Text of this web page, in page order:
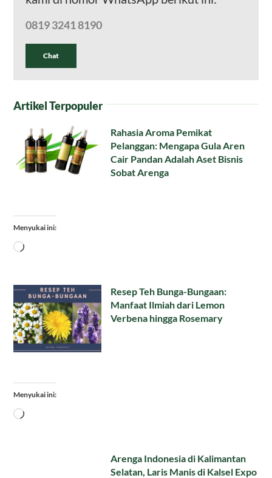
0819 3241 8190
Chat
Artikel Terpopuler
Rahasia Aroma Pemikat
Pelanggan: Mengapa Gula Aren
Cair Pandan Adalah Aset Bisnis
Sobat Arenga
Menyukai ini:
Memuat...
Resep Teh Bunga-Bungaan:
Manfaat Ilmiah dari Lemon
Verbena hingga Rosemary
Menyukai ini:
Memuat...
Arenga Indonesia di Kalimantan
Selatan, Laris Manis di Kalsel Expo